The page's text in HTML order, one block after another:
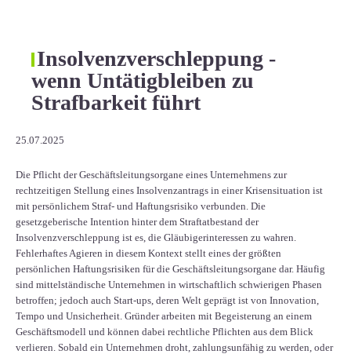
Insolvenzverschleppung -
wenn Untätigbleiben zu
Strafbarkeit führt
25.07.2025
Die Pflicht der Geschäftsleitungsorgane eines Unternehmens zur
rechtzeitigen Stellung eines Insolvenzantrags in einer Krisensituation ist
mit persönlichem Straf- und Haftungsrisiko verbunden. Die
gesetzgeberische Intention hinter dem Straftatbestand der
Insolvenzverschleppung ist es, die Gläubigerinteressen zu wahren.
Fehlerhaftes Agieren in diesem Kontext stellt eines der größten
persönlichen Haftungsrisiken für die Geschäftsleitungsorgane dar. Häufig
sind mittelständische Unternehmen in wirtschaftlich schwierigen Phasen
betroffen; jedoch auch Start-ups, deren Welt geprägt ist von Innovation,
Tempo und Unsicherheit. Gründer arbeiten mit Begeisterung an einem
Geschäftsmodell und können dabei rechtliche Pflichten aus dem Blick
verlieren. Sobald ein Unternehmen droht, zahlungsunfähig zu werden, oder